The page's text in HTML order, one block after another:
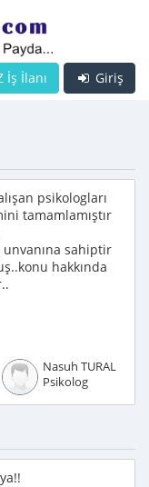
Giriş
İş İlanı
psikologları
tamamlamıştır
sahiptir
hakkında
Nasuh TURAL
Psikolog